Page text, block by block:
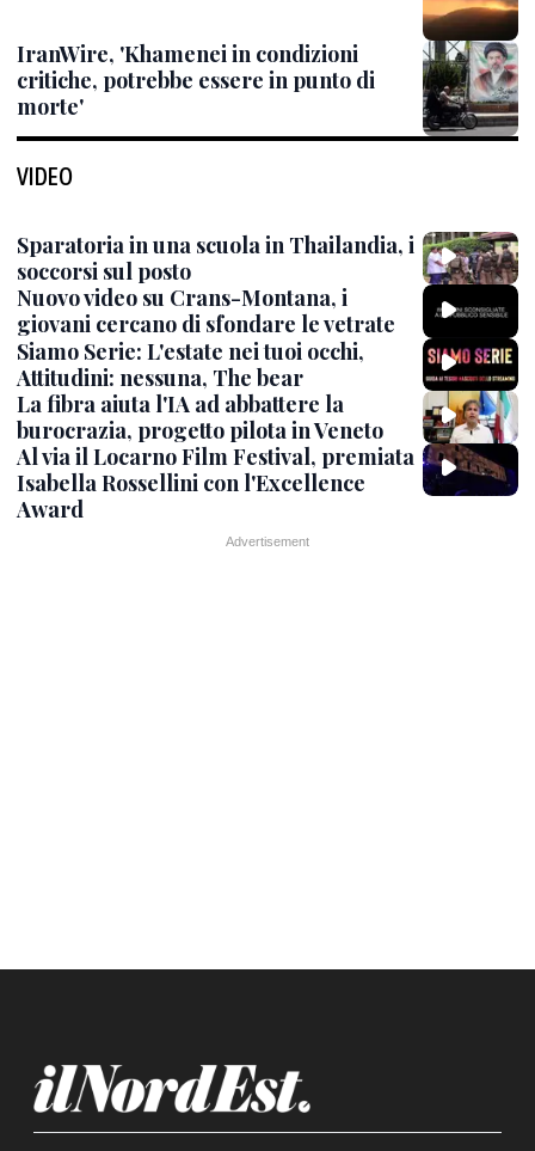
IranWire, 'Khamenei in condizioni
critiche, potrebbe essere in punto di
morte'
VIDEO
Sparatoria in una scuola in Thailandia, i
soccorsi sul posto
Nuovo video su Crans-Montana, i
giovani cercano di sfondare le vetrate
Siamo Serie: L'estate nei tuoi occhi,
Attitudini: nessuna, The bear
La fibra aiuta l'IA ad abbattere la
burocrazia, progetto pilota in Veneto
Al via il Locarno Film Festival, premiata
Isabella Rossellini con l'Excellence
Award